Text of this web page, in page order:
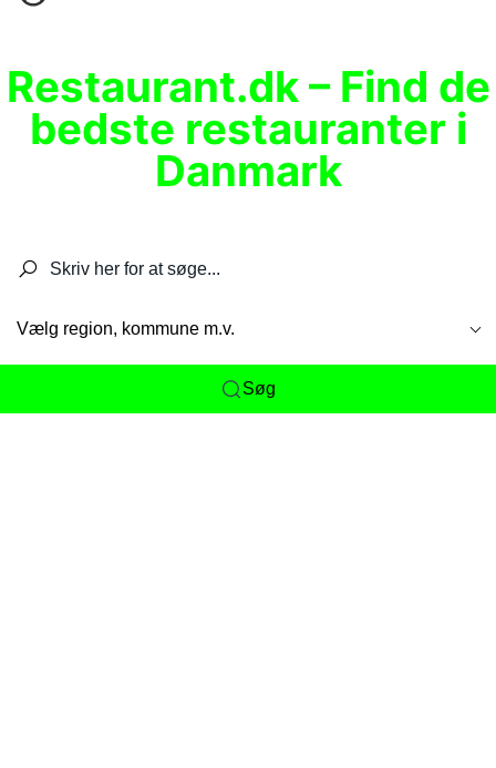
Restaurant.dk – Find de
bedste restauranter i
Danmark
Vælg region, kommune m.v.
Søg